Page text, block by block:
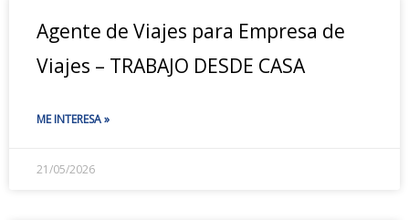
Agente de Viajes para Empresa de
Viajes – TRABAJO DESDE CASA
ME INTERESA »
21/05/2026